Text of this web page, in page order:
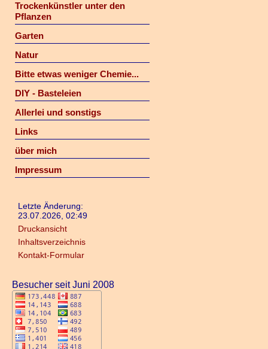
Trockenkünstler unter den
Pflanzen
Garten
Natur
Bitte etwas weniger Chemie...
DIY - Basteleien
Allerlei und sonstigs
Links
über mich
Impressum
Letzte Änderung:
23.07.2026, 02:49
Druckansicht
Inhaltsverzeichnis
Kontakt-Formular
Besucher seit Juni 2008